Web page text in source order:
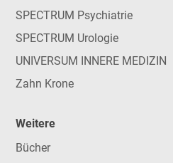
SPECTRUM Psychiatrie
SPECTRUM Urologie
UNIVERSUM INNERE MEDIZIN
Zahn Krone
Weitere
Bücher